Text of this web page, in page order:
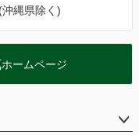
(沖縄県除く)
ホームページ